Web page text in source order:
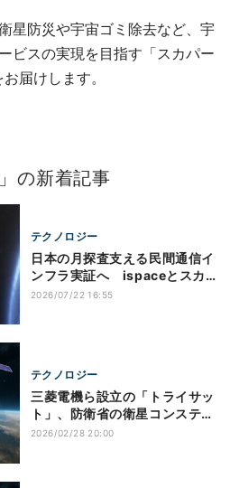
星防災や宇宙ゴミ除去など、宇
ビスの実現を目指す「スカパー
届けします。
の新着記事
テクノロジー
日本の月探査支える民間通信イ
ンフラ実証へ ispaceとスカ
パーJSATが連係
2026/07/22 16:55
テクノロジー
三菱電機ら設立の「トライサッ
ト」、防衛省の衛星コンステ事
業を受注
2026/02/28 20:00